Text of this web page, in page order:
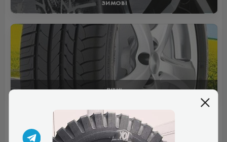
ЗИМОВІ
ЛІТНІ
Отзывы (0)